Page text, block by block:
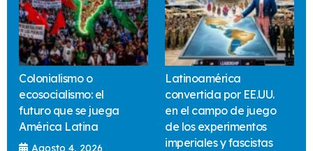
Colonialismo o
ecosocialismo: el
futuro que se juega
América Latina
Agosto 4, 2026
Latinoamérica
convertida por EE.UU.
en el campo de juego
de los experimentos
imperiales y fascistas